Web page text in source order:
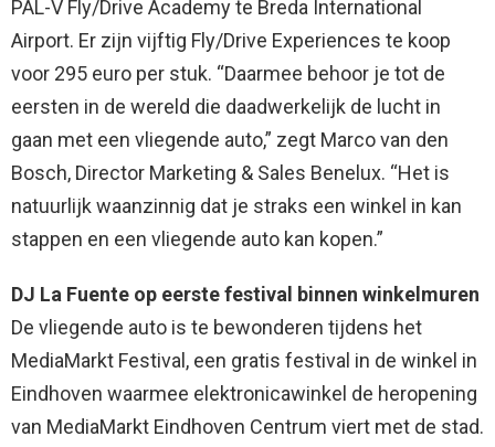
PAL-V Fly/Drive Academy te Breda International
Airport. Er zijn vijftig Fly/Drive Experiences te koop
voor 295 euro per stuk. “Daarmee behoor je tot de
eersten in de wereld die daadwerkelijk de lucht in
gaan met een vliegende auto,” zegt Marco van den
Bosch, Director Marketing & Sales Benelux. “Het is
natuurlijk waanzinnig dat je straks een winkel in kan
stappen en een vliegende auto kan kopen.”
DJ La Fuente op eerste festival binnen winkelmuren
De vliegende auto is te bewonderen tijdens het
MediaMarkt Festival, een gratis festival in de winkel in
Eindhoven waarmee elektronicawinkel de heropening
van MediaMarkt Eindhoven Centrum viert met de stad.